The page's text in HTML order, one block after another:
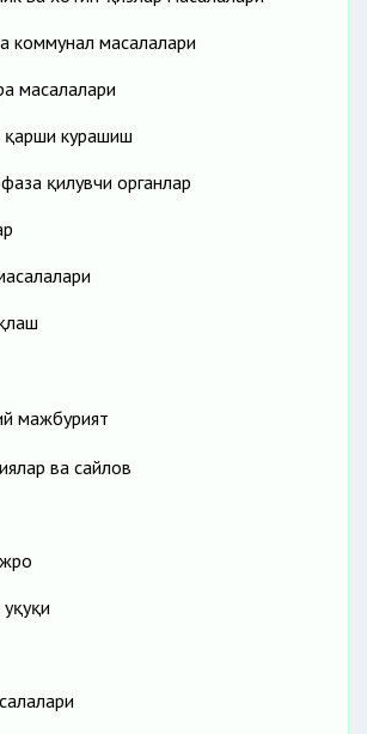
коммунал масалалари
масалалари
қарши курашиш
қилувчи органлар
мажбурият
ва сайлов